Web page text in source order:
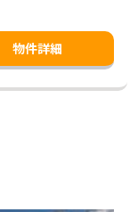
物件詳細